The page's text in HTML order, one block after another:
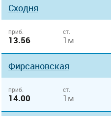
Сходня
приб.
13.56
ст.
1м
Фирсановская
приб.
14.00
ст.
1м